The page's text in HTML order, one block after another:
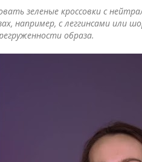
зеленые кроссовки с
например, с леггинсами
образа.